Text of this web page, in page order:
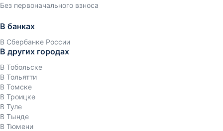
Без первоначального взноса
В банках
В Сбербанке России
В других городах
В Тобольске
В Тольятти
В Томске
В Троицке
В Туле
В Тынде
В Тюмени